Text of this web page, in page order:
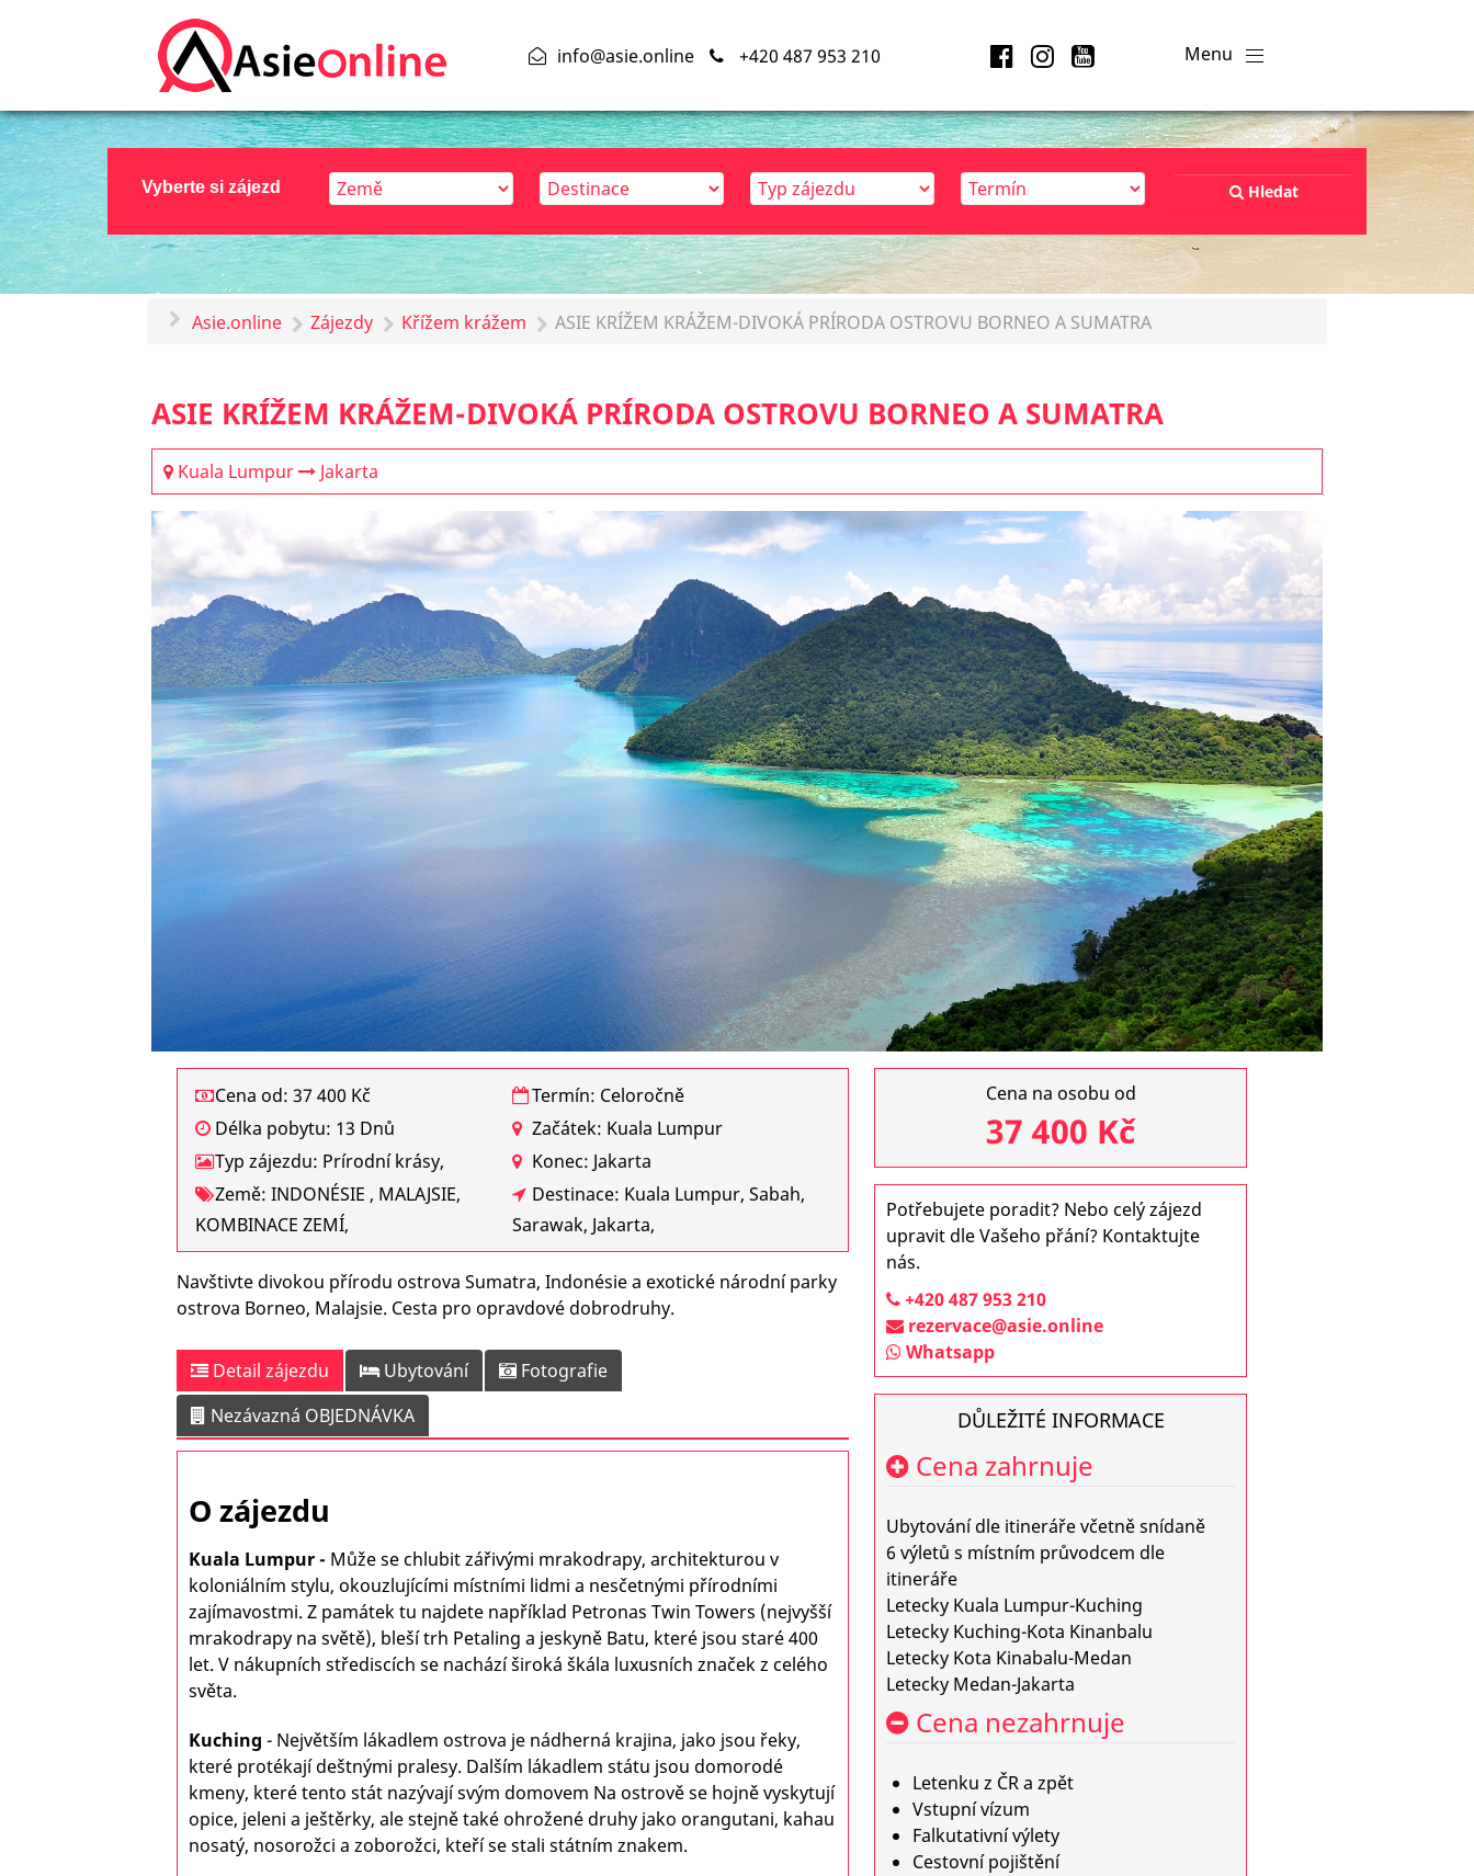
info@asie.online +420 487 953 210
Vyberte si zájezd Hledat
Asie.online Zájezdy Křížem krážem ASIE KRÍŽEM KRÁŽEM-DIVOKÁ PRÍRODA OSTROVU BORNEO A SUMATRA
ASIE KRÍŽEM KRÁŽEM-DIVOKÁ PRÍRODA OSTROVU BORNEO A SUMATRA
Kuala Lumpur Jakarta
Cena od: 37 400 Kč
Termín: Celoročně
Délka pobytu: 13 Dnů
Začátek: Kuala Lumpur
Typ zájezdu: Prírodní krásy,
Konec: Jakarta
Země: INDONÉSIE , MALAJSIE,
KOMBINACE ZEMÍ,
Destinace: Kuala Lumpur, Sabah,
Sarawak, Jakarta,
Navštivte divokou přírodu ostrova Sumatra, Indonésie a exotické národní parky
ostrova Borneo, Malajsie. Cesta pro opravdové dobrodruhy.
Detail zájezdu Ubytování
Fotografie
Nezávazná OBJEDNÁVKA
O zájezdu
Kuala Lumpur- Může se chlubit zářivými mrakodrapy, architekturou v
koloniálním stylu, okouzlujícími místními lidmi a nesčetnými přírodními
zajímavostmi. Z památek tu najdete například Petronas Twin Towers (nejvyšší
mrakodrapy na světě), bleší trh Petaling a jeskyně Batu, které jsou staré 400
let. V nákupních střediscích se nachází široká škála luxusních značek z celého
světa.
Kuching - Největším lákadlem ostrova je nádherná krajina, jako jsou řeky,
které protékají deštnými pralesy. Dalším lákadlem státu jsou domorodé
kmeny, které tento stát nazývají svým domovem Na ostrově se hojně vyskytují
opice, jeleni a ještěrky, ale stejně také ohrožené druhy jako orangutani, kahau
nosatý, nosorožci a zoborožci, kteří se stali státním znakem.
Cena na osobu od
37 400 Kč
Potřebujete poradit? Nebo celý zájezd
upravit dle Vašeho přání? Kontaktujte
nás.
+420 487 953 210
rezervace@asie.online
Whatsapp
DŮLEŽITÉ INFORMACE
Cena zahrnuje
Ubytování dle itineráře včetně snídaně
6 výletů s místním průvodcem dle
itineráře
Letecky Kuala Lumpur-Kuching
Letecky Kuching-Kota Kinanbalu
Letecky Kota Kinabalu-Medan
Letecky Medan-Jakarta
Cena nezahrnuje
Letenku z ČR a zpět
Vstupní vízum
Falkutativní výlety
Cestovní pojištění